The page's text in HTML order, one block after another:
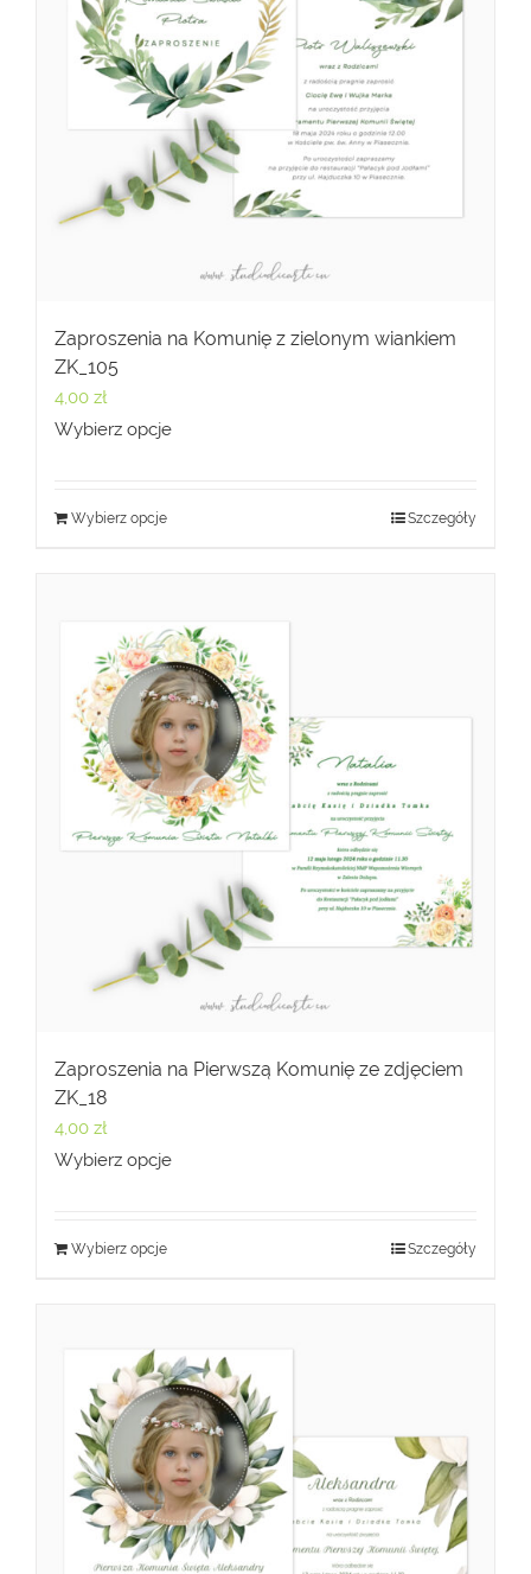
Zaproszenia na Komunię z zielonym wiankiem
ZK_105
4,00 zł
Wybierz opcje
Wybierz opcje Szczegóły
Zaproszenia na Pierwszą Komunię ze zdjęciem
ZK_18
4,00 zł
Wybierz opcje
Wybierz opcje Szczegóły